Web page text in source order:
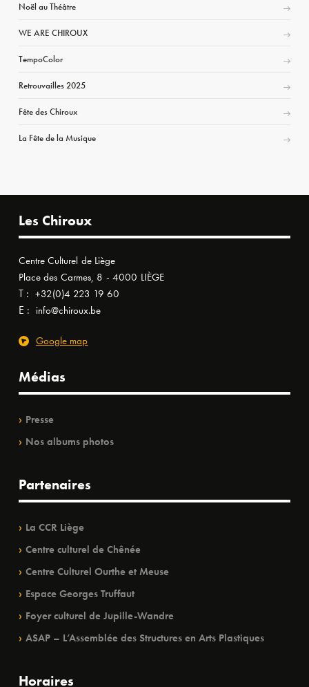
Noël au Théâtre
WE ARE CHIROUX
TempoColor
Retrouvailles 2025
Fête des Chiroux
La Fête de la Musique
Les Chiroux
Centre Culturel de Liège
Place des Carmes, 8 - 4000 LIÈGE
T : +32(0)4 223 19 60
E : info@chiroux.be
Google map
Médias
Presse
Nos albums photos
Partenaires
La CCR Liège
Centre culturel de Chênée
Centre Culturel Ourthe et Meuse
Espace Georges Truffaut
Foyer culturel de Jupille-Wandre
ASAP – L’Assemblée des Structures en Arts Plastiques
Horaires